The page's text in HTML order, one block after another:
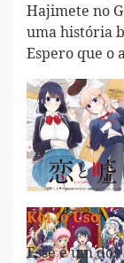
Hajimete no
uma história
Espero que o
Koi to Uso
Esse é um